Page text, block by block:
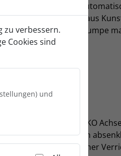
Stützrad
Kotschutz aus
Hydraulikpumpe
absenkbar
KNOTT/AL-KO
Hydraulisch
mechanischer
zu verbessern.
Cookies sind
und